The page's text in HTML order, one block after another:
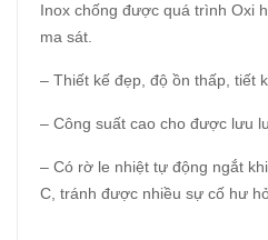
Inox chống được quá trình Oxi
ma sát.
– Thiết kế đẹp, độ ồn thấp, tiết
– Công suất cao cho được lưu
– Có rờ le nhiệt tự động ngắt
C, tránh được nhiều sự cố hư